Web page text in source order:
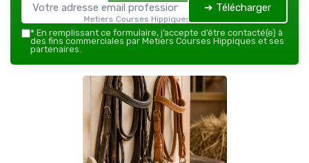
Metiers Courses Hippiques — 2026
➔ Télécharger
* En remplissant ce formulaire, j’accepte d’être contacté(e) à
des fins commerciales par Metiers Courses Hippiques et ses
partenaires.